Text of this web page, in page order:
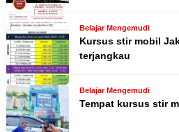
Belajar Mengemudi
Kursus stir mobil
terjangkau
Belajar Mengemudi
Tempat kursus stir